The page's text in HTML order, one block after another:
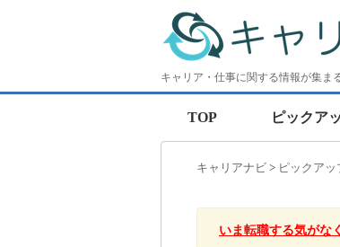
キャリア・仕事に関する情報が集ま
TOP ピックア
キャリアナビ > ピックアッ
いま転職する気がな